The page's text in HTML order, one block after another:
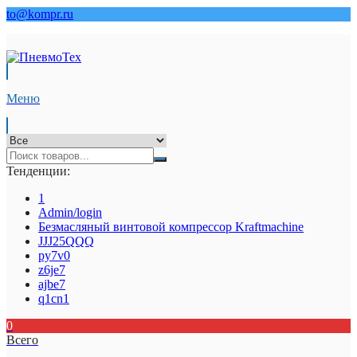
to@kompr.ru
Меню
Тенденции:
1
Admin/login
Безмасляный винтовой компрессор Kraftmaсhine
JJJ25QQQ
py7v0
z6je7
ajbe7
q1cn1
0
Всего